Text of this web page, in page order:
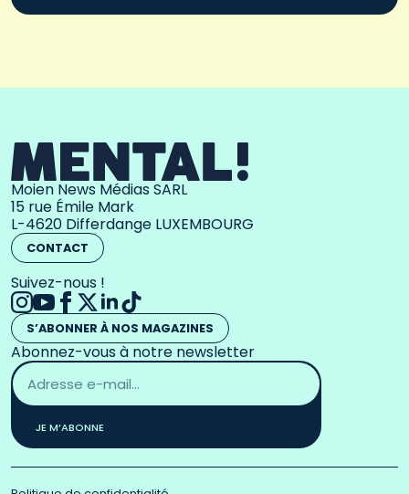
Moien News Médias SARL
15 rue Émile Mark
L-4620 Differdange LUXEMBOURG
CONTACT
Suivez-nous !
S’ABONNER À NOS MAGAZINES
Abonnez-vous à notre newsletter
Adresse
email
*
JE M’ABONNE